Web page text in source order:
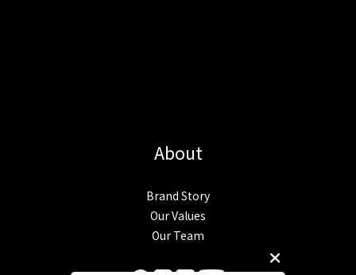
About
Brand Story
Our Values
Our Team